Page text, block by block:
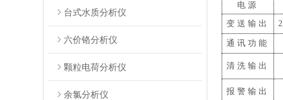
台式水质分析仪
六价铬分析仪
颗粒电荷分析仪
余氯分析仪
电源
变送输出
通讯功能
清洗输出
报警输出